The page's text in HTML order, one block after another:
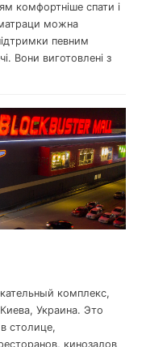
комфортніше спати і
можна
певним
Вони виготовлені з
комплекс,
Украина. Это
столице,
кинозалов